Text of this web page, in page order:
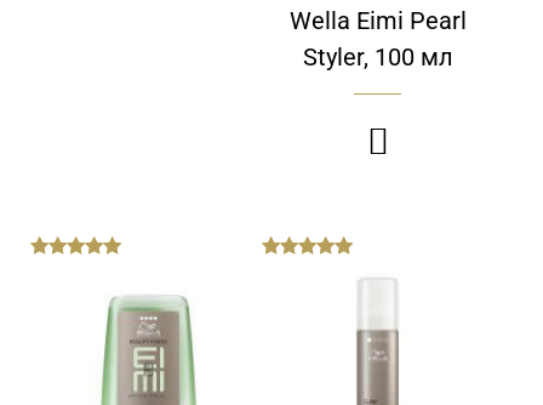
Wella Eimi Pearl
Styler, 100 мл
